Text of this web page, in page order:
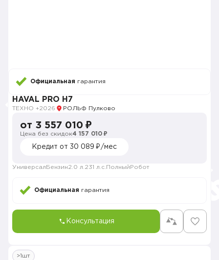
Официальная гарантия
HAVAL PRO H7
ТЕХНО +2026 РОЛЬФ Пулково
от 3 557 010 ₽
Цена без скидок4 157 010 ₽
Кредит от 30 089 ₽/мес
Универсал Бензин2.0 л. 231 л.с. Полный Робот
Официальная гарантия
Консультация
>1шт